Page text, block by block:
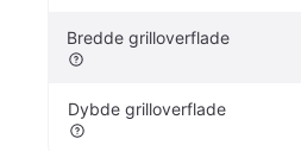
Bredde grilloverflade
Dybde grilloverflade